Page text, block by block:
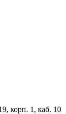
корп. 1, каб. 10